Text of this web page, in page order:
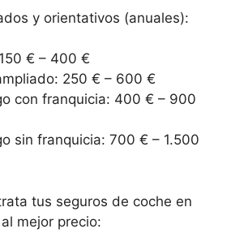
y orientativos (anuales):
€ – 400 €
250 € – 600 €
con franquicia: 400 € – 900
sin franquicia: 700 € – 1.500
tus seguros de coche en
mejor precio: